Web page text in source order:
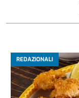
REDAZIONALI